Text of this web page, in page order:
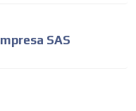
SAS